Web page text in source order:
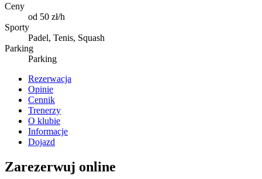
Ceny
od 50 zł/h
Sporty
Padel, Tenis, Squash
Parking
Parking
Rezerwacja
Opinie
Cennik
Trenerzy
O klubie
Informacje
Dojazd
Zarezerwuj online